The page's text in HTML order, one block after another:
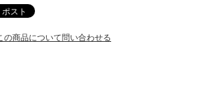
の商品について問い合わせる